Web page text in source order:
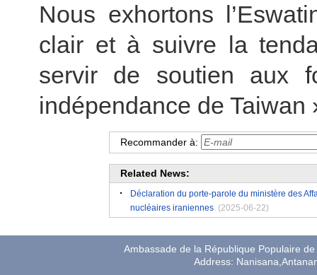
Nous exhortons
clair et à suivre la
servir de soutien aux
indépendance de Taiwan
Recommander à:
Related News:
Déclaration du porte-parole du ministère des
nucléaires iraniennes (2025-06-22)
Ambassade de la République Populaire
Address: